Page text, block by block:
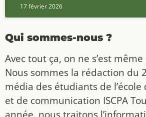
17 février 2026
Qui sommes-nous ?
Avec tout ça, on ne s’est
Nous sommes la rédaction du
média des étudiants de
et de communication ISCPA
année, nous traitons